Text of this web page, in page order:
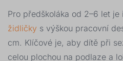
Pro předškoláka od 2–6 let je
židličky s výškou pracovní
cm. Klíčové je, aby dítě při
celou plochou na podlaze a